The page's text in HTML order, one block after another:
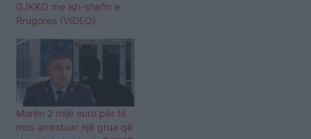
GJKKO me ish-shefin e
Rrugores (VIDEO)
Morën 2 mijë euro për të
mos arrestuar një grua që